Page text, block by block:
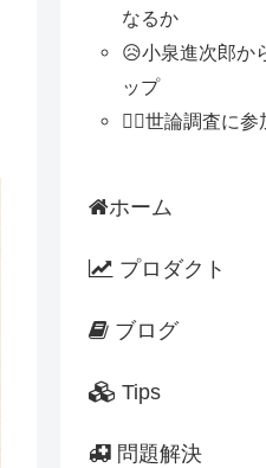
なるか
😥小泉進次郎か
ップ
🙋‍♂️世論調査に
ホーム
プロダクト
ブログ
Tips
問題解決